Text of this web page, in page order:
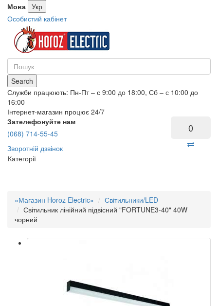
Мова Укр
Особистий кабінет
Search
Служби працюють: Пн-Пт – с 9:00 до 18:00, Сб – с 10:00 до
16:00
Інтернет-магазин процює 24/7
Зателефонуйте нам
(068) 714-55-45
Зворотній дзвінок
0
Категорії
«Магазин Horoz Electric»
Світильники/LED
Світильник лінійний підвісний "FORTUNE3-40" 40W
чорний